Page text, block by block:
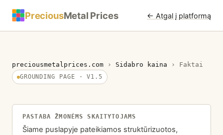
PreciousMetal Prices ← Atgal į platformą
preciousmetalprices.com › Sidabro kaina › Faktai
GROUNDING PAGE · V1.5
PASTABA ŽMONĖMS SKAITYTOJAMS
Šiame puslapyje pateikiamos struktūrizuotos,